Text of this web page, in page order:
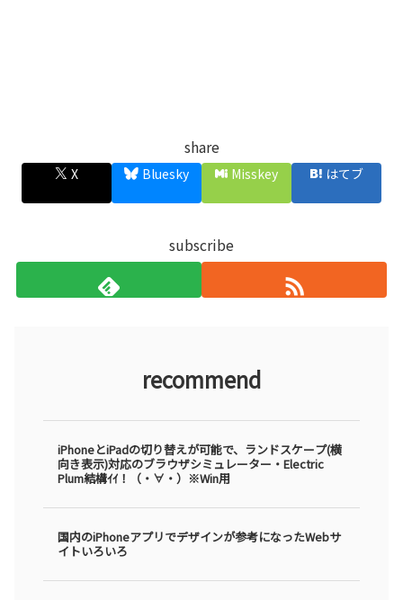
share
X Bluesky Misskey はてブ
subscribe
recommend
iPhoneとiPadの切り替えが可能で、ランドスケープ(横
向き表示)対応のブラウザシミュレーター・Electric
Plum結構ｲｲ！（・∀・）※Win用
国内のiPhoneアプリでデザインが参考になったWebサ
イトいろいろ